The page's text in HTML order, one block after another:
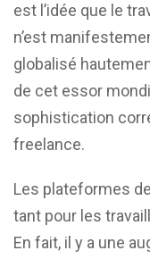
est l’idée que le
n’est
globalisé
de cet essor
sophistication
freelance.
Les plateformes
tant pour les
En fait, il y a une